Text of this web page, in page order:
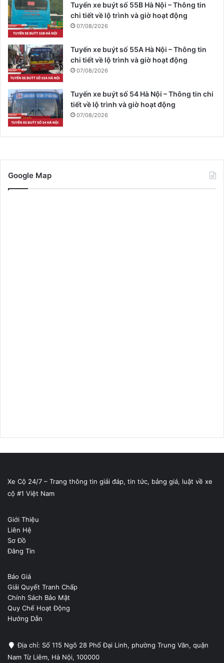
Tuyến xe buýt số 55B Hà Nội – Thông tin
chi tiết về lộ trình và giờ hoạt động
07/08/2026
Tuyến xe buýt số 55A Hà Nội – Thông tin
chi tiết về lộ trình và giờ hoạt động
07/08/2026
Tuyến xe buýt số 54 Hà Nội – Thông tin chi
tiết về lộ trình và giờ hoạt động
07/08/2026
Google Map
Xe Cộ 24/7 – Trang thông tin giải đáp, tin tức, bảng giá, luật về xe
cộ #1 Việt Nam
Giới Thiệu
Liên Hệ
Sơ Đồ
Đăng Tin
Báo Giá
Giải Quyết Tranh Chấp
Chính Sách Bảo Mật
Quy Chế Hoạt Động
Hướng Dẫn
Địa chỉ: Số 115 Ngõ 28 Phố Đại Linh, phường Trung Văn, quận
Nam Từ Liêm, Hà Nội, 100000